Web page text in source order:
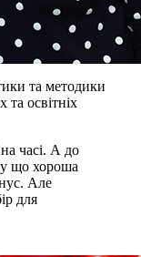
та методики
освітніх
часі. А до
що хороша
Але
для